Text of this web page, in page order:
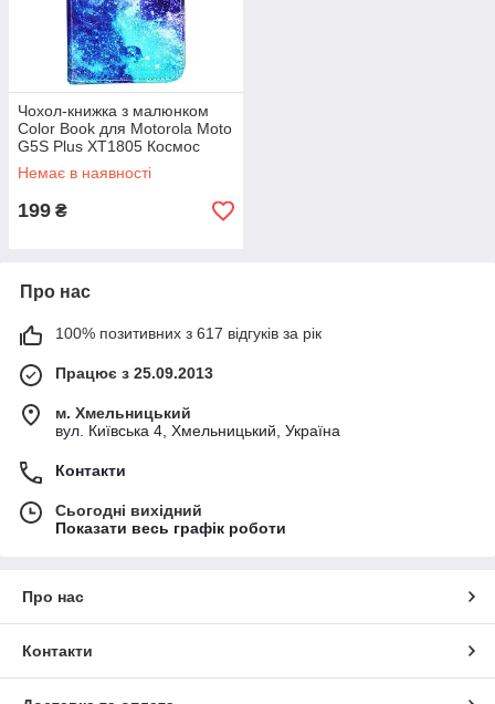
Чохол-книжка з малюнком
Color Book для Motorola Moto
G5S Plus XT1805 Космос
Немає в наявності
199 ₴
Про нас
100% позитивних з 617 відгуків за рік
Працює з 25.09.2013
м. Хмельницький
вул. Київська 4, Хмельницький, Україна
Контакти
Сьогодні вихідний
Показати весь графік роботи
Про нас
Контакти